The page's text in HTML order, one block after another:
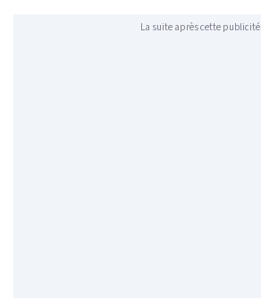
La suite après cette publicité